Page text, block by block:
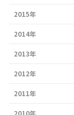
2015年
2014年
2013年
2012年
2011年